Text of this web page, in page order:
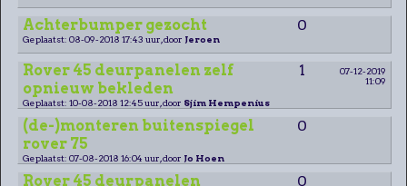
Achterbumper gezocht 0
Geplaatst: 08-09-2018 17:43 uur, door Jeroen
Rover 45 deurpanelen zelf
opnieuw bekleden
1
07-12-2019
11:09
Geplaatst: 10-08-2018 12:45 uur, door Sjim Hempenius
(de-)monteren buitenspiegel
rover 75
0
Geplaatst: 07-08-2018 16:04 uur, door Jo Hoen
Rover 45 deurpanelen 0